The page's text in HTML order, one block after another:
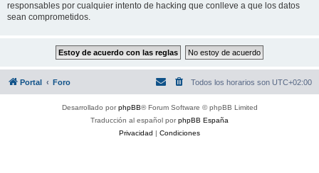
responsables por cualquier intento de hacking que conlleve a que los datos
sean comprometidos.
Portal Foro Todos los horarios son UTC+02:00
Desarrollado porphpBB® Forum Software © phpBB Limited
Traducción al español porphpBB España
Privacidad | Condiciones